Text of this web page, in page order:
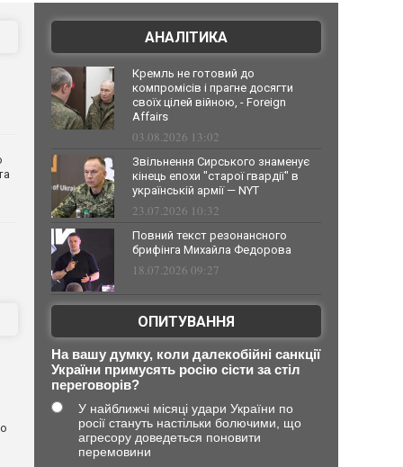
АНАЛІТИКА
Кремль не готовий до
компромісів і прагне досягти
своїх цілей війною, - Foreign
Affairs
03.08.2026 13:02
Звільнення Сирського знаменує
кінець епохи "старої гвардії" в
українській армії — NYT
23.07.2026 10:32
Повний текст резонансного
брифінга Михайла Федорова
18.07.2026 09:27
ОПИТУВАННЯ
На вашу думку, коли далекобійні санкції
України примусять росію сісти за стіл
переговорів?
У найближчі місяці удари України по
росії стануть настільки болючими, що
агресору доведеться поновити
перемовини